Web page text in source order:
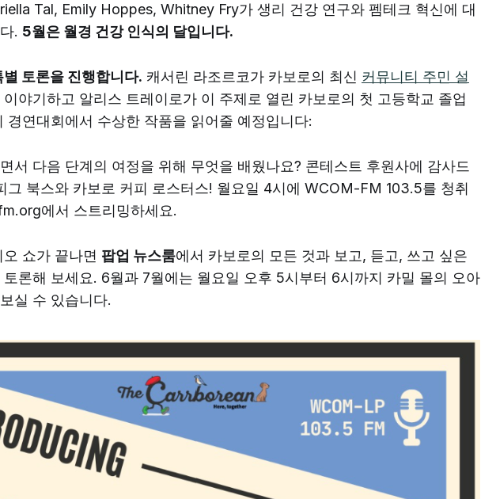
Tal, Emily Hoppes, Whitney Fry가 생리 건강 연구와 펨테크 혁신에 대
. 5월은 월경 건강 인식의 달입니다.
별 토론을 진행합니다. 캐서린 라조르코가 카보로의 최신 커뮤니티 주민 설
이야기하고 알리스 트레이로가 이 주제로 열린 카보로의 첫 고등학교 졸업
경연대회에서 수상한 작품을 읽어줄 예정입니다:
서 다음 단계의 여정을 위해 무엇을 배웠나요? 콘테스트 후원사에 감사드
그 북스와 카보로 커피 로스터스! 월요일 4시에 WCOM-FM 103.5를 청취
에서 스트리밍하세요.
쇼가 끝나면 팝업 뉴스룸에서 카보로의 모든 것과 보고, 듣고, 쓰고 싶은
토론해 보세요. 6월과 7월에는 월요일 오후 5시부터 6시까지 카밀 몰의 오아
실 수 있습니다.